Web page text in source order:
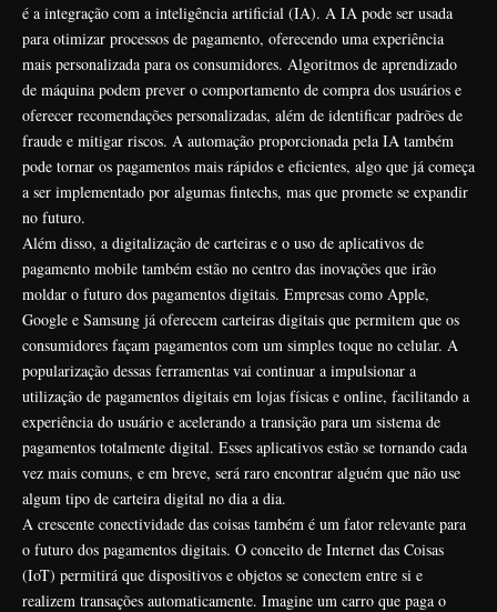
é a integração com a inteligência artificial (IA). A IA pode ser usada
para otimizar processos de pagamento, oferecendo uma experiência
mais personalizada para os consumidores. Algoritmos de aprendizado
de máquina podem prever o comportamento de compra dos usuários e
oferecer recomendações personalizadas, além de identificar padrões de
fraude e mitigar riscos. A automação proporcionada pela IA também
pode tornar os pagamentos mais rápidos e eficientes, algo que já começa
a ser implementado por algumas fintechs, mas que promete se expandir
no futuro.
Além disso, a digitalização de carteiras e o uso de aplicativos de
pagamento mobile também estão no centro das inovações que irão
moldar o futuro dos pagamentos digitais. Empresas como Apple,
Google e Samsung já oferecem carteiras digitais que permitem que os
consumidores façam pagamentos com um simples toque no celular. A
popularização dessas ferramentas vai continuar a impulsionar a
utilização de pagamentos digitais em lojas físicas e online, facilitando a
experiência do usuário e acelerando a transição para um sistema de
pagamentos totalmente digital. Esses aplicativos estão se tornando cada
vez mais comuns, e em breve, será raro encontrar alguém que não use
algum tipo de carteira digital no dia a dia.
A crescente conectividade das coisas também é um fator relevante para
o futuro dos pagamentos digitais. O conceito de Internet das Coisas
(IoT) permitirá que dispositivos e objetos se conectem entre si e
realizem transações automaticamente. Imagine um carro que paga o